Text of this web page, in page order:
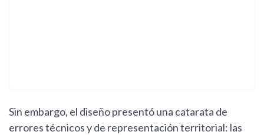
Sin embargo, el diseño presentó una catarata de
errores técnicos y de representación territorial: las